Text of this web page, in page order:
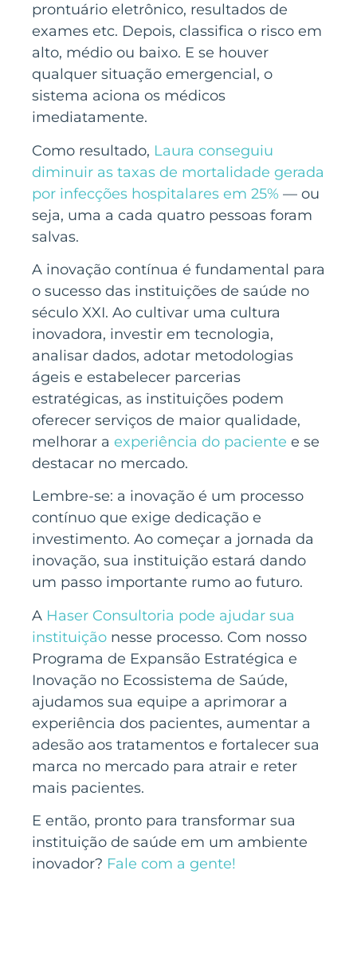
prontuário eletrônico, resultados de
exames etc. Depois, classifica o risco em
alto, médio ou baixo. E se houver
qualquer situação emergencial, o
sistema aciona os médicos
imediatamente.
Como resultado, Laura conseguiu
diminuir as taxas de mortalidade gerada
por infecções hospitalares em 25% — ou
seja, uma a cada quatro pessoas foram
salvas.
A inovação contínua é fundamental para
o sucesso das instituições de saúde no
século XXI. Ao cultivar uma cultura
inovadora, investir em tecnologia,
analisar dados, adotar metodologias
ágeis e estabelecer parcerias
estratégicas, as instituições podem
oferecer serviços de maior qualidade,
melhorar a experiência do paciente e se
destacar no mercado.
Lembre-se: a inovação é um processo
contínuo que exige dedicação e
investimento. Ao começar a jornada da
inovação, sua instituição estará dando
um passo importante rumo ao futuro.
A Haser Consultoria pode ajudar sua
instituição nesse processo. Com nosso
Programa de Expansão Estratégica e
Inovação no Ecossistema de Saúde,
ajudamos sua equipe a aprimorar a
experiência dos pacientes, aumentar a
adesão aos tratamentos e fortalecer sua
marca no mercado para atrair e reter
mais pacientes.
E então, pronto para transformar sua
instituição de saúde em um ambiente
inovador? Fale com a gente!